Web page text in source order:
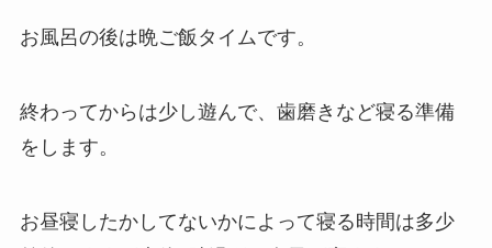
お風呂の後は晩ご飯タイムです。
終わってからは少し遊んで、歯磨きなど寝る準備
をします。
お昼寝したかしてないかによって寝る時間は多少